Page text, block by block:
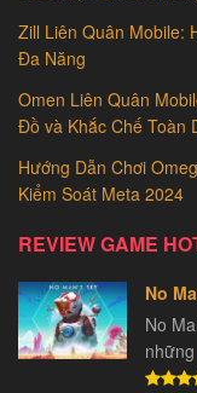
Zill Liên Quân Mobile:
Đa Năng
Omen Liên Quân
Đồ và Khắc Chế Toàn
Hướng Dẫn Chơi
Kiểm Soát Meta 2024
REVIEW GAME
No
No
những